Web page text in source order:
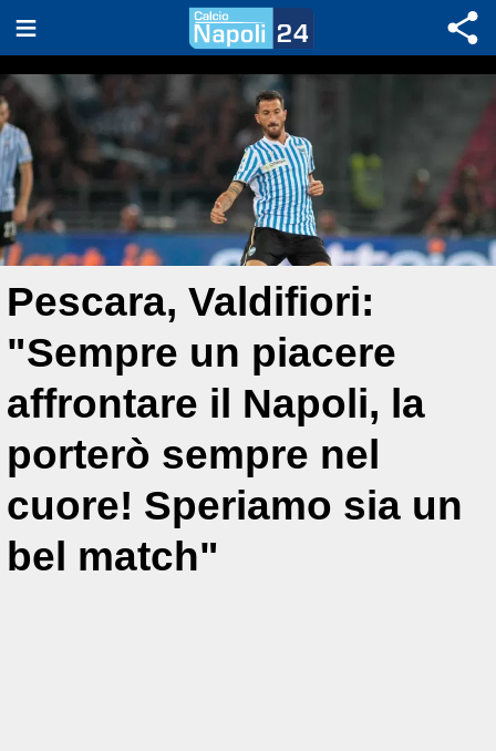
Pescara, Valdifiori:
"Sempre un piacere
affrontare il Napoli, la
porterò sempre nel
cuore! Speriamo sia un
bel match"